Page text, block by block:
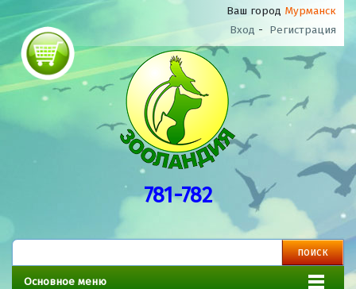
Ваш город Мурманск
Вход - Регистрация
781-782
Основное меню